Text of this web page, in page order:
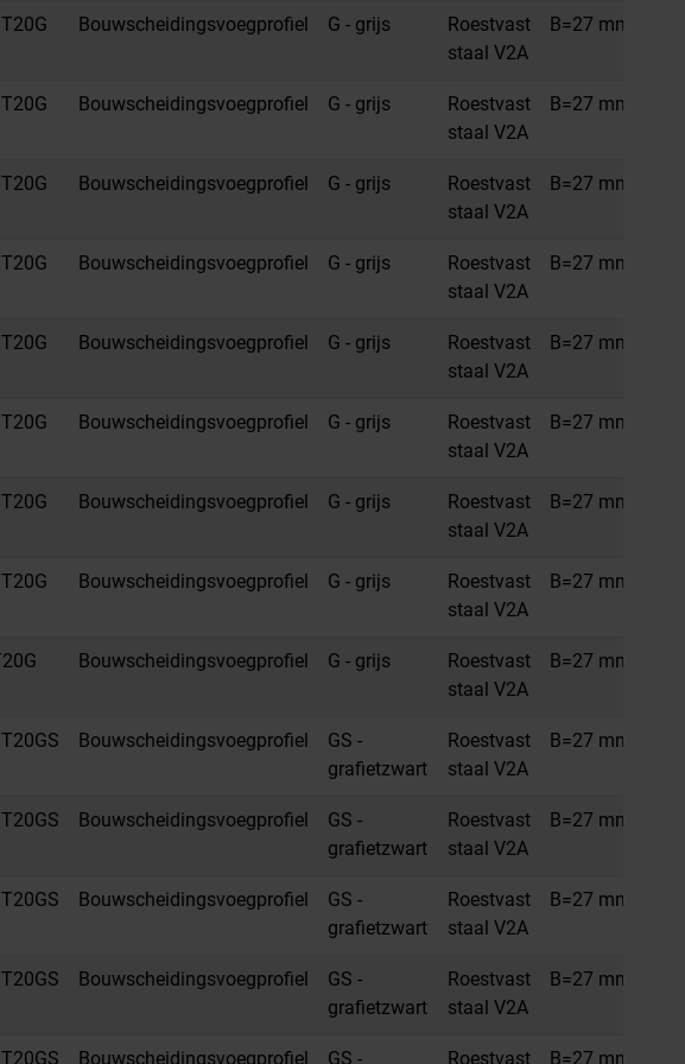
Bouwscheidingsvoegprofiel G - grijs
Roestvast
staal V2A
B=27 mm
Bouwscheidingsvoegprofiel G - grijs
Roestvast
staal V2A
B=27 mm
Bouwscheidingsvoegprofiel G - grijs
Roestvast
staal V2A
B=27 mm
Bouwscheidingsvoegprofiel G - grijs
Roestvast
staal V2A
B=27 mm
Bouwscheidingsvoegprofiel G - grijs
Roestvast
staal V2A
B=27 mm
Bouwscheidingsvoegprofiel G - grijs
Roestvast
staal V2A
B=27 mm
Bouwscheidingsvoegprofiel G - grijs
Roestvast
staal V2A
B=27 mm
Bouwscheidingsvoegprofiel G - grijs
Roestvast
staal V2A
B=27 mm
Bouwscheidingsvoegprofiel G - grijs
Roestvast
staal V2A
B=27 mm
Bouwscheidingsvoegprofiel
GS -
grafietzwart
Roestvast
staal V2A
B=27 mm
Bouwscheidingsvoegprofiel
GS -
grafietzwart
Roestvast
staal V2A
B=27 mm
Bouwscheidingsvoegprofiel
GS -
grafietzwart
Roestvast
staal V2A
B=27 mm
Bouwscheidingsvoegprofiel
GS -
grafietzwart
Roestvast
staal V2A
B=27 mm
Bouwscheidingsvoegprofiel GS - Roestvast B=27 mm